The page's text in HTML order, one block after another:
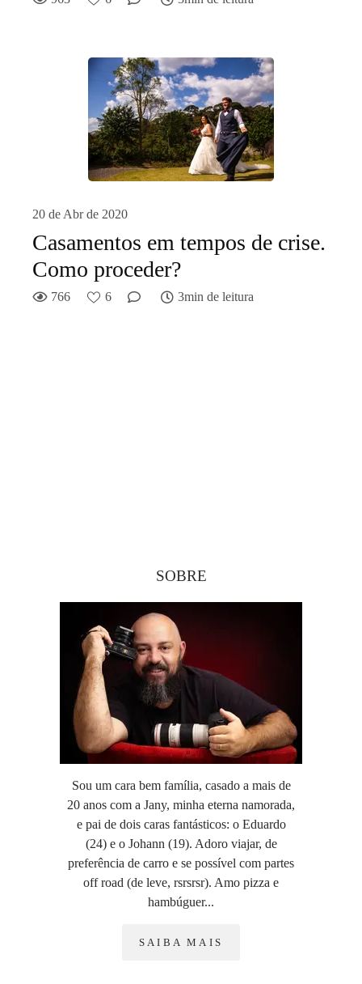
20 de Abr de 2020
Casamentos em tempos de crise.
Como proceder?
766 6 3min de leitura
SOBRE
Sou um cara bem família, casado a mais de
20 anos com a Jany, minha eterna namorada,
e pai de dois caras fantásticos: o Eduardo
(24) e o Johann (19). Adoro viajar, de
preferência de carro e se possível com partes
off road (de leve, rsrsrsr). Amo pizza e
hambúguer...
SAIBA MAIS